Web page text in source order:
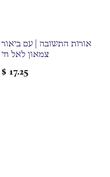
אורות התשובה | עם ביאור
צמאון לאל חי
$ 17.25